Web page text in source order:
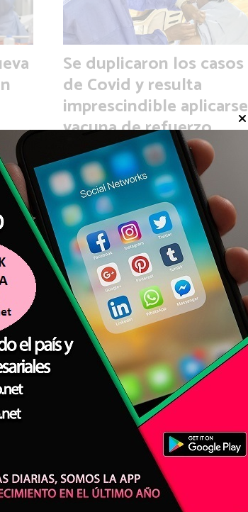
Se duplicaron los casos
de Covid y resulta
imprescindible aplicarse
vacuna de refuerzo
Agencia de Noticias del Interior
SALUD - CORONAVIRUS
BA.4 y BA.5: las
subvariantes más
contagiosas del covid
que están provocando
nuevas olas de la
Agencia de Noticias del Interior
SALUD - CORONAVIRUS